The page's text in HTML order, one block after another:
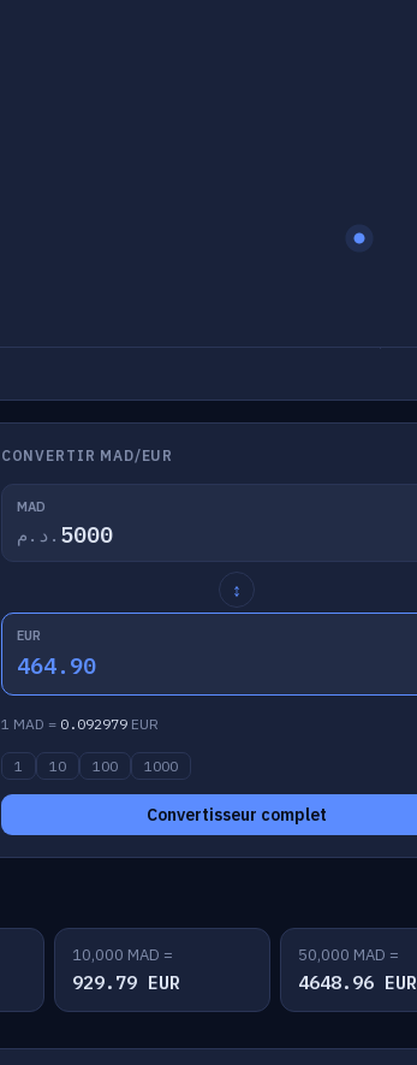
CONVERTIR MAD/EUR
MAD
د.م.
↕
EUR
464.90
1 MAD = 0.092979EUR
1 10 100 1000
Convertisseur complet
10,000 MAD =
929.79 EUR
50,000 MAD =
4648.96 EUR